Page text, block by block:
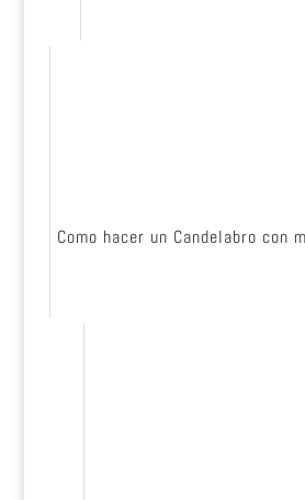
Como hacer un Candelabro con